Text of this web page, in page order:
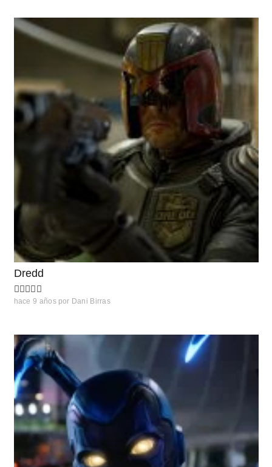
Dredd
hace 9 años por Dani Birras